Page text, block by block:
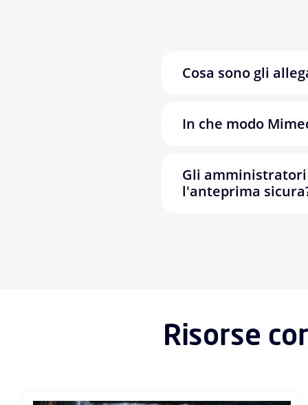
Cosa sono gli
In che modo
Gli amministratori
l'anteprima
Risorse